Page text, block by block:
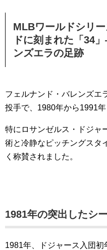
MLBワールドシリ
ドに刻まれた「34
ンズエラの足跡
フェルナンド・バレンズエ
投手で、1980年から1991年
特にロサンゼルス・ドジャ
術と冷静なピッチングスタ
く称賛されました。
1981年の突出したシ
1981年、ドジャース入団